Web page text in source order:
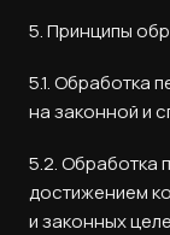
5. Принципы
5.1. Обработка
на законной и
5.2. Обработка
достижением
и законных